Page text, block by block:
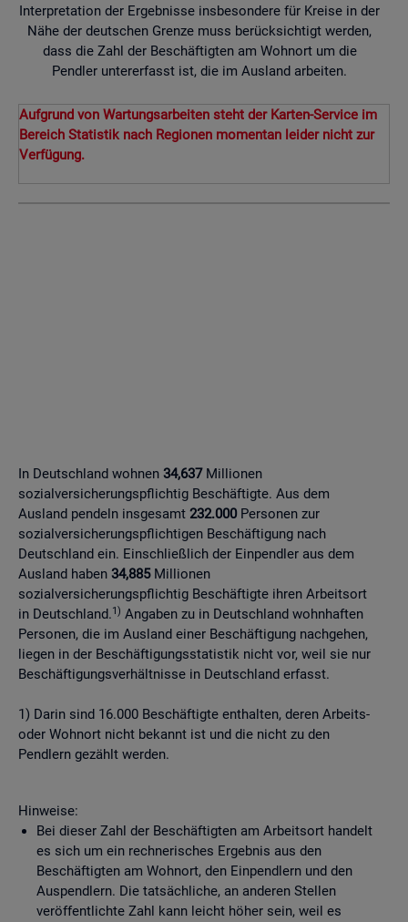
Interpretation der Ergebnisse insbesondere für Kreise in der
Nähe der deutschen Grenze muss berücksichtigt werden,
dass die Zahl der Beschäftigten am Wohnort um die
Pendler untererfasst ist, die im Ausland arbeiten.
Aufgrund von Wartungsarbeiten steht der Karten-Service im
Bereich Statistik nach Regionen momentan leider nicht zur
Verfügung.
In Deutschland wohnen 34,637Millionen
sozialversicherungspflichtig Beschäftigte. Aus dem
Ausland pendeln insgesamt 232.000Personen zur
sozialversicherungspflichtigen Beschäftigung nach
Deutschland ein. Einschließlich der Einpendler aus dem
Ausland haben 34,885Millionen
sozialversicherungspflichtig Beschäftigte ihren Arbeitsort
in Deutschland.1) Angaben zu in Deutschland wohnhaften
Personen, die im Ausland einer Beschäftigung nachgehen,
liegen in der Beschäftigungsstatistik nicht vor, weil sie nur
Beschäftigungsverhältnisse in Deutschland erfasst.
1) Darin sind 16.000 Beschäftigte enthalten, deren Arbeits-
oder Wohnort nicht bekannt ist und die nicht zu den
Pendlern gezählt werden.
Hinweise:
Bei dieser Zahl der Beschäftigten am Arbeitsort handelt
es sich um ein rechnerisches Ergebnis aus den
Beschäftigten am Wohnort, den Einpendlern und den
Auspendlern. Die tatsächliche, an anderen Stellen
veröffentlichte Zahl kann leicht höher sein, weil es